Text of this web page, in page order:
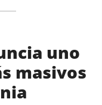
uno
masivos